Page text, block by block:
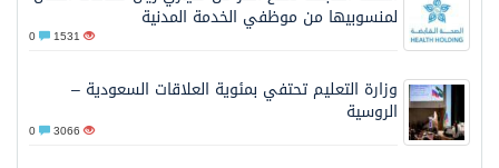
لمنسوبيها من موظفي الخدمة المدنية
1531
وزارة التعليم تحتفي بمئوية العلاقات السعودية –
الروسية
3066